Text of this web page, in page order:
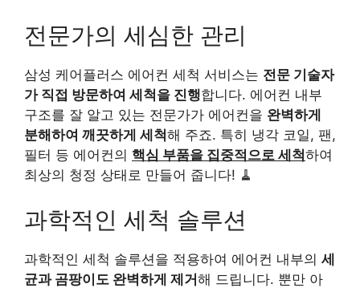
전문가의 세심한 관리
삼성 케어플러스 에어컨 세척 서비스는 전문 기술자
가 직접 방문하여 세척을 진행합니다. 에어컨 내부
구조를 잘 알고 있는 전문가가 에어컨을 완벽하게
분해하여 깨끗하게 세척해 주죠. 특히 냉각 코일, 팬,
필터 등 에어컨의 핵심 부품을 집중적으로 세척하여
최상의 청정 상태로 만들어 줍니다! 🧹
과학적인 세척 솔루션
과학적인 세척 솔루션을 적용하여 에어컨 내부의 세
균과 곰팡이도 완벽하게 제거해 드립니다. 뿐만 아